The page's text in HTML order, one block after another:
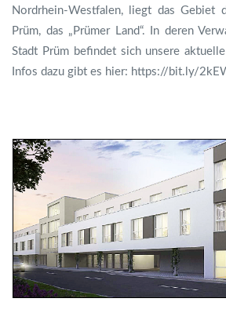
Nordrhein-Westfalen, liegt das Gebiet
Prüm, das „Prümer Land“. In deren
Stadt Prüm befindet sich unsere
Infos dazu gibt es hier: https://bit.ly/